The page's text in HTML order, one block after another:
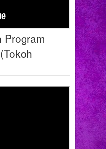
Program